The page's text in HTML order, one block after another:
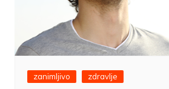
zanimljivo zdravlje